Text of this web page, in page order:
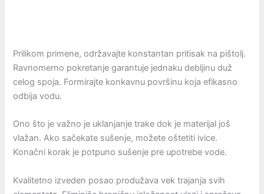
Prilikom primene, održavajte konstantan pritisak na pištolj.
Ravnomerno pokretanje garantuje jednaku debljinu duž
celog spoja. Formirajte konkavnu površinu koja efikasno
odbija vodu.
Ono što je važno je uklanjanje trake dok je materijal još
vlažan. Ako sačekate sušenje, možete oštetiti ivice.
Konačni korak je potpuno sušenje pre upotrebe vode.
Kvalitetno izveden posao produžava vek trajanja svih